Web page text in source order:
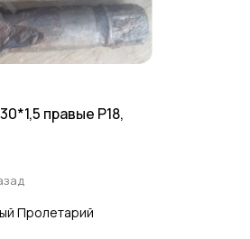
правые Р18,
Пролетарий